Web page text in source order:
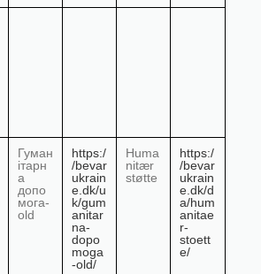
Гуман
ітарн
а
допо
мога-
old
https:/
/bevar
ukrain
e.dk/u
k/gum
anitar
na-
dopo
moga
-old/
Huma
nitær
støtte
https:/
/bevar
ukrain
e.dk/d
a/hum
anitae
r-
stoett
e/